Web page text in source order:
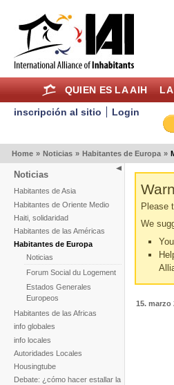
QUIEN ES LA AIH
inscripción al sitio
Login
Home » Noticias » Habitantes de Europa »
Noticias
Habitantes de Asia
Habitantes de Oriente Medio
Haiti, solidaridad
Habitantes de las Américas
Habitantes de Europa
Noticias
Forum Social du Logement
Estados Generales
Europeos
Habitantes de las Africas
info globales
info locales
Autoridades Locales
Housingtube
Debate: ¿cómo hacer estallar la
Please
We
15. marzo